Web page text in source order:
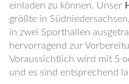
einladen zu können. Unser
größte in
in zwei Sporthallen
hervorragend zur
Voraussichtlich wird mit 5
und es sind entsprechend